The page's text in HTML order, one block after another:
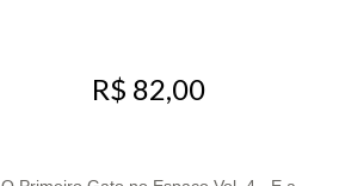
R$ 82,00